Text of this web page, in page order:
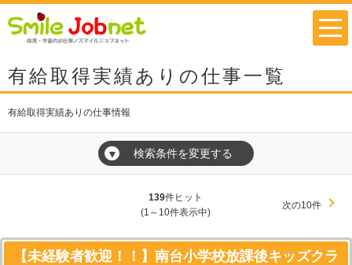
有給取得実績ありの仕事一覧
有給取得実績ありの仕事情報
▼ 検索条件を変更する
139件ヒット
(1～10件表示中)
次の10件
【未経験者歓迎！！】南台小学校放課後キッズクラ